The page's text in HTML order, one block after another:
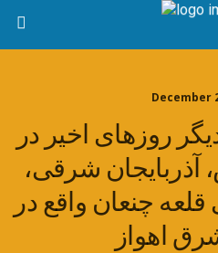
December
روزهای اخیر در
آذربایجان شرقی،
چنعان واقع در
اهواز